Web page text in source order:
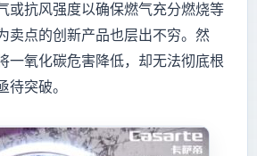
或抗风强度以确保燃气充分燃烧等
卖点的创新产品也层出不穷。然
一氧化碳危害降低，却无法彻底根
待突破。